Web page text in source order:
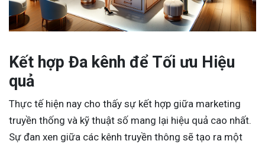
Kết hợp Đa kênh để Tối ưu Hiệu
quả
Thực tế hiện nay cho thấy sự kết hợp giữa marketing
truyền thống và kỹ thuật số mang lại hiệu quả cao nhất.
Sự đan xen giữa các kênh truyền thông sẽ tạo ra một